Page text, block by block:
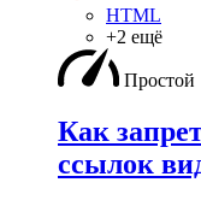
HTML
+2 ещё
Простой
Как
ссылок